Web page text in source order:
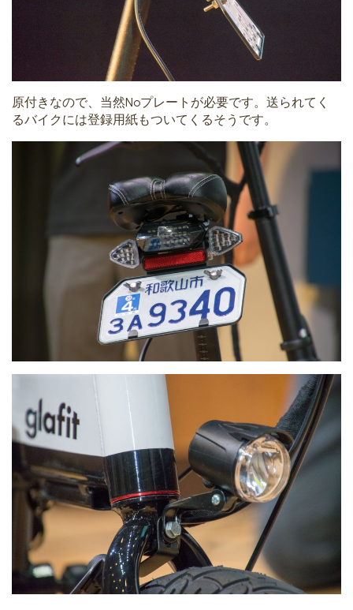
原付きなので、当然Noプレートが必要です。送られてく
るバイクには登録用紙もついてくるそうです。